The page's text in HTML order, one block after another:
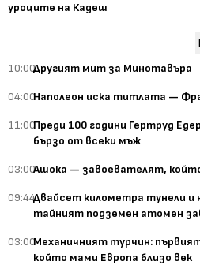
уроците на Кадеш
10:00Другият мит за Минотавъра
04:00Наполеон иска титлата —
11:00Преди 100 години Гертруд
бързо от всеки мъж
03:00Ашока — завоевателят,
09:44Двайсет километра тунели и
тайният подземен атомен
03:00Механичният турчин:
който мами Европа близо век